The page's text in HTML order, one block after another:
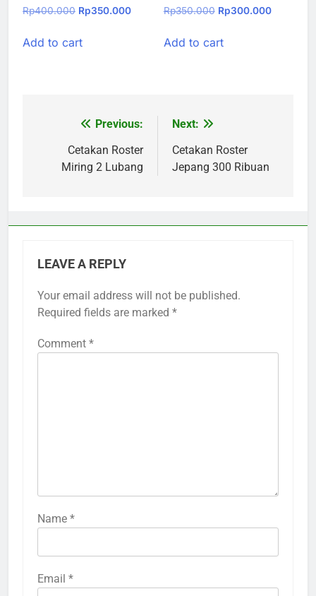
Rp400.000 Original
was:
Rp350.000Current
Add to cart
Rp350.000 Original
was:
Rp300.000Current
Add to cart
navigation
Previous:
Cetakan Roster
Miring 2 Lubang
Next:
Cetakan Roster
Jepang 300 Ribuan
LEAVE A REPLY
Your email address will not be published.
Required fields are marked *
Comment *
Name *
Email *